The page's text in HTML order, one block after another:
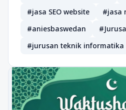
#jasa SEO website
#jasa
#aniesbaswedan
#jurusan teknik informatika